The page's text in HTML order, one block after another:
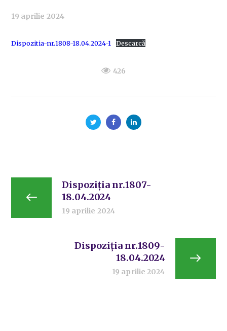
19 aprilie 2024
Dispozitia-nr.1808-18.04.2024-1 Descarcă
426
Dispoziția nr.1807-
18.04.2024
19 aprilie 2024
Dispoziția nr.1809-
18.04.2024
19 aprilie 2024